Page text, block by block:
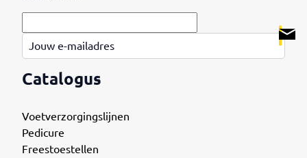
Catalogus
Voetverzorgingslijnen
Pedicure
Freestoestellen
Jouw e-mailadres
.